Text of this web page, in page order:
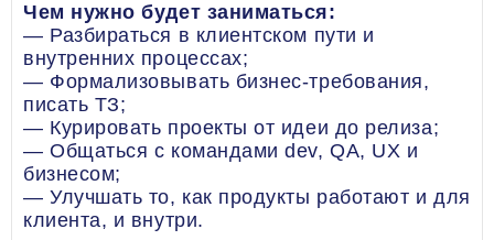
Чем нужно будет заниматься:
— Разбираться в клиентском пути и
внутренних процессах;
— Формализовывать бизнес-требования,
писать ТЗ;
— Курировать проекты от идеи до релиза;
— Общаться с командами dev, QA, UX и
бизнесом;
— Улучшать то, как продукты работают и для
клиента, и внутри.